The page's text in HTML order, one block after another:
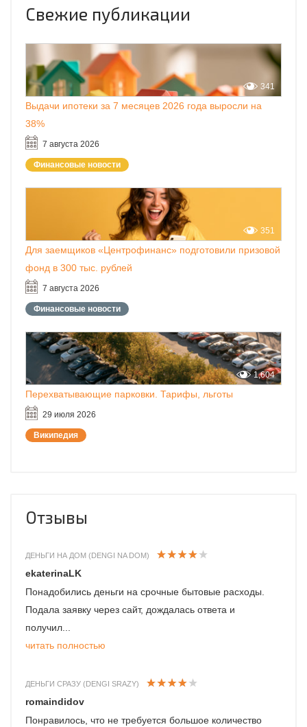
Свежие публикации
Выдачи ипотеки за 7 месяцев 2026 года выросли на
38%
7 августа 2026
341
Финансовые новости
Для заемщиков «Центрофинанс» подготовили призовой
фонд в 300 тыс. рублей
7 августа 2026
351
Финансовые новости
Перехватывающие парковки. Тарифы, льготы
29 июля 2026
1,604
Википедия
Отзывы
ДЕНЬГИ НА ДОМ (DENGI NA DOM)
ekaterinaLK
Понадобились деньги на срочные бытовые расходы.
Подала заявку через сайт, дождалась ответа и
получил...
читать полностью
ДЕНЬГИ СРАЗУ (DENGI SRAZY)
romaindidov
Понравилось, что не требуется большое количество